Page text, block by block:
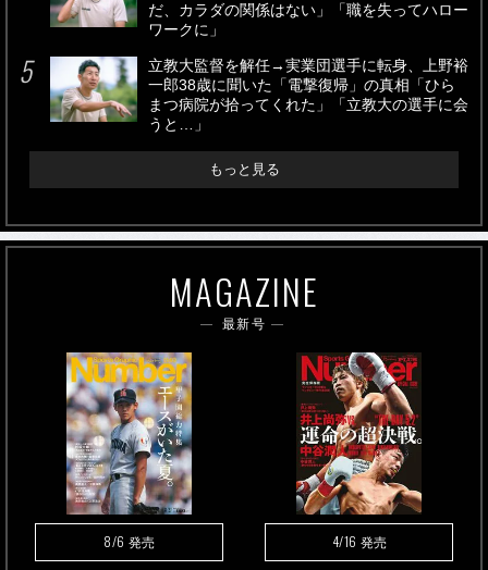
だ、カラダの関係はない」「職を失ってハロー
ワークに」
立教大監督を解任→実業団選手に転身、上野裕
一郎38歳に聞いた「電撃復帰」の真相「ひら
まつ病院が拾ってくれた」「立教大の選手に会
うと…」
もっと見る
MAGAZINE
最新号
8/6 発売 4/16 発売